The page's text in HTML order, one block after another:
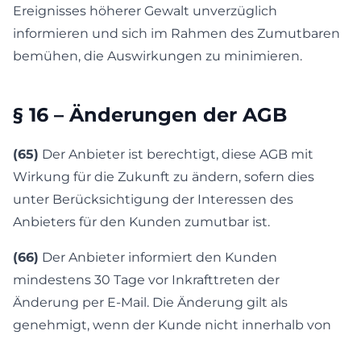
Ereignisses höherer Gewalt unverzüglich
informieren und sich im Rahmen des Zumutbaren
bemühen, die Auswirkungen zu minimieren.
§ 16 – Änderungen der AGB
(65) Der Anbieter ist berechtigt, diese AGB mit
Wirkung für die Zukunft zu ändern, sofern dies
unter Berücksichtigung der Interessen des
Anbieters für den Kunden zumutbar ist.
(66) Der Anbieter informiert den Kunden
mindestens 30 Tage vor Inkrafttreten der
Änderung per E-Mail. Die Änderung gilt als
genehmigt, wenn der Kunde nicht innerhalb von